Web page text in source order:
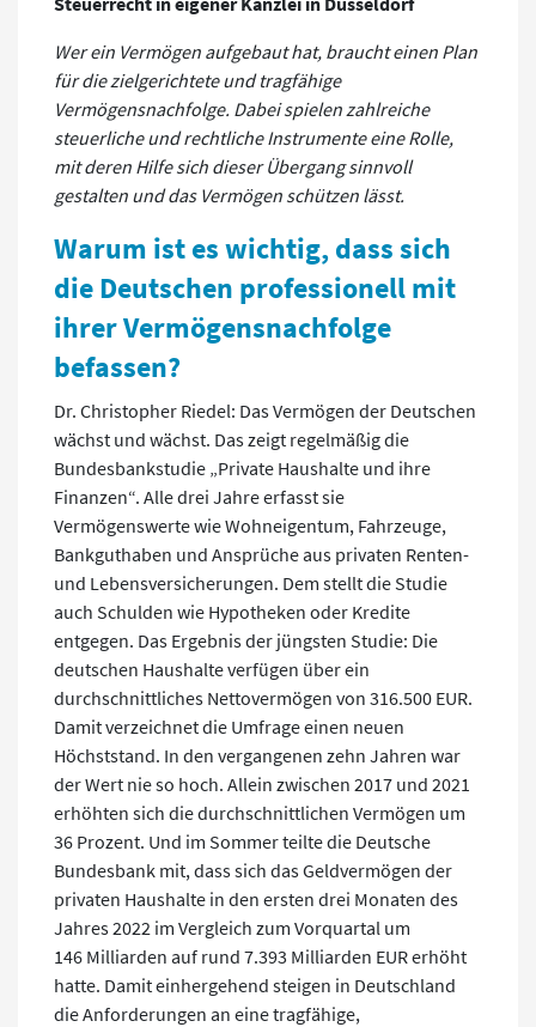
Wer ein Vermögen aufgebaut hat, braucht einen Plan
für die zielgerichtete und tragfähige
Vermögensnachfolge. Dabei spielen zahlreiche
steuerliche und rechtliche Instrumente eine Rolle,
mit deren Hilfe sich dieser Übergang sinnvoll
gestalten und das Vermögen schützen lässt.
Warum ist es wichtig, dass sich
die Deutschen professionell mit
ihrer Vermögensnachfolge
befassen?
Dr. Christopher Riedel: Das Vermögen der Deutschen
wächst und wächst. Das zeigt regelmäßig die
Bundesbankstudie „Private Haushalte und ihre
Finanzen“. Alle drei Jahre erfasst sie
Vermögenswerte wie Wohneigentum, Fahrzeuge,
Bankguthaben und Ansprüche aus privaten Renten-
und Lebensversicherungen. Dem stellt die Studie
auch Schulden wie Hypotheken oder Kredite
entgegen. Das Ergebnis der jüngsten Studie: Die
deutschen Haushalte verfügen über ein
durchschnittliches Nettovermögen von 316.500 EUR.
Damit verzeichnet die Umfrage einen neuen
Höchststand. In den vergangenen zehn Jahren war
der Wert nie so hoch. Allein zwischen 2017 und 2021
erhöhten sich die durchschnittlichen Vermögen um
36 Prozent. Und im Sommer teilte die Deutsche
Bundesbank mit, dass sich das Geldvermögen der
privaten Haushalte in den ersten drei Monaten des
Jahres 2022 im Vergleich zum Vorquartal um
146 Milliarden auf rund 7.393 Milliarden EUR erhöht
hatte. Damit einhergehend steigen in Deutschland
die Anforderungen an eine tragfähige,